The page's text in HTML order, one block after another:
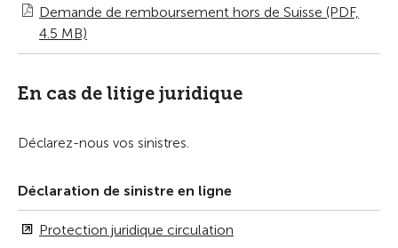
Demande de remboursement hors de Suisse (PDF,
4.5 MB)
En cas de litige juridique
Déclarez-nous vos sinistres.
Déclaration de sinistre en ligne
Protection juridique circulation